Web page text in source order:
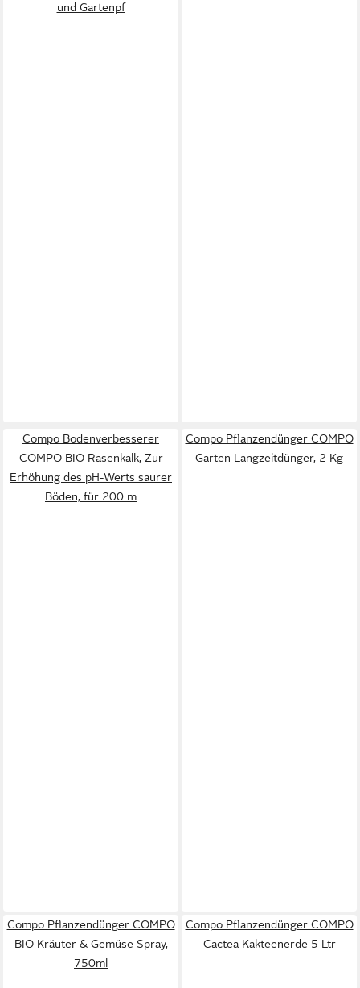
und Gartenpf
Compo Bodenverbesserer
COMPO BIO Rasenkalk, Zur
Erhöhung des pH-Werts saurer
Böden, für 200 m
Compo Pflanzendünger COMPO
Garten Langzeitdünger, 2 Kg
Compo Pflanzendünger COMPO
BIO Kräuter & Gemüse Spray,
750ml
Compo Pflanzendünger COMPO
Cactea Kakteenerde 5 Ltr